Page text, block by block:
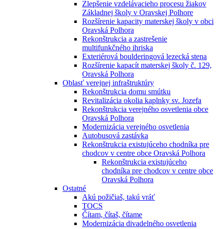
Zlepšenie vzdelávacieho procesu žiakov
Základnej školy v Oravskej Polhore
Rozšírenie kapacity materskej školy v obci
Oravská Polhora
Rekonštrukcia a zastrešenie
multifunkčného ihriska
Exteriérová boulderingová lezecká stena
Rozšírenie kapacít materskej školy č. 129,
Oravská Polhora
Oblasť verejnej infraštruktúry
Rekonštrukcia domu smútku
Revitalizácia okolia kaplnky sv. Jozefa
Rekonštrukcia verejného osvetlenia obce
Oravská Polhora
Modernizácia verejného osvetlenia
Autobusová zastávka
Rekonštrukcia existujúceho chodníka pre
chodcov v centre obce Oravská Polhora
Rekonštrukcia existujúceho
chodníka pre chodcov v centre obce
Oravská Polhora
Ostatné
Akú požičiaš, takú vráť
TOCS
Čítam, čítaš, čítame
Modernizácia divadelného osvetlenia